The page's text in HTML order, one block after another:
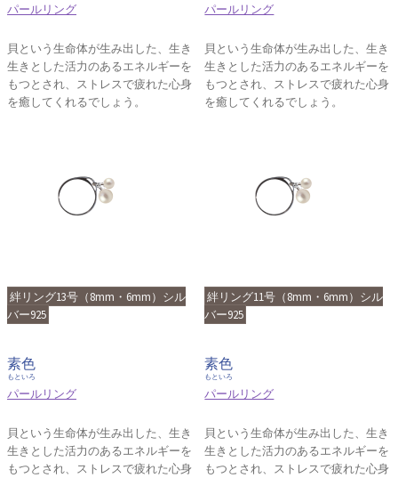
パールリング
貝という生命体が生み出した、生き
生きとした活力のあるエネルギーを
もつとされ、ストレスで疲れた心身
を癒してくれるでしょう。
パールリング
貝という生命体が生み出した、生き
生きとした活力のあるエネルギーを
もつとされ、ストレスで疲れた心身
を癒してくれるでしょう。
絆リング13号（8mm・6mm）シル
バー925
素色
もといろ
パールリング
貝という生命体が生み出した、生き
生きとした活力のあるエネルギーを
もつとされ、ストレスで疲れた心身
絆リング11号（8mm・6mm）シル
バー925
素色
もといろ
パールリング
貝という生命体が生み出した、生き
生きとした活力のあるエネルギーを
もつとされ、ストレスで疲れた心身